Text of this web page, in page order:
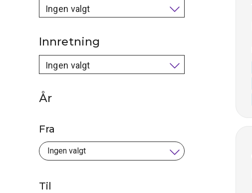
Ingen valgt
Innretning
Ingen valgt
År
Fra
Til